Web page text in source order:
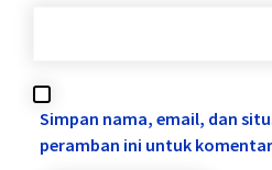
Simpan nama, email, dan
peramban ini untuk